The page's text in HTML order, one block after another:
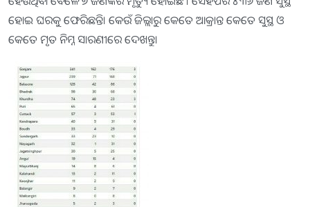
ହୋଇ ଘରକୁ ଫେରିଛନ୍ତି। କେଉଁ ଜିଲ୍ଲାରୁ କେତେ ଆକ୍ରାନ୍ତ କେତେ ସୁସ୍ଥ ଓ
କେତେ ମୃତ ନିମ୍ନ ସାରଣୀରେ ଦେଖନ୍ତୁ।